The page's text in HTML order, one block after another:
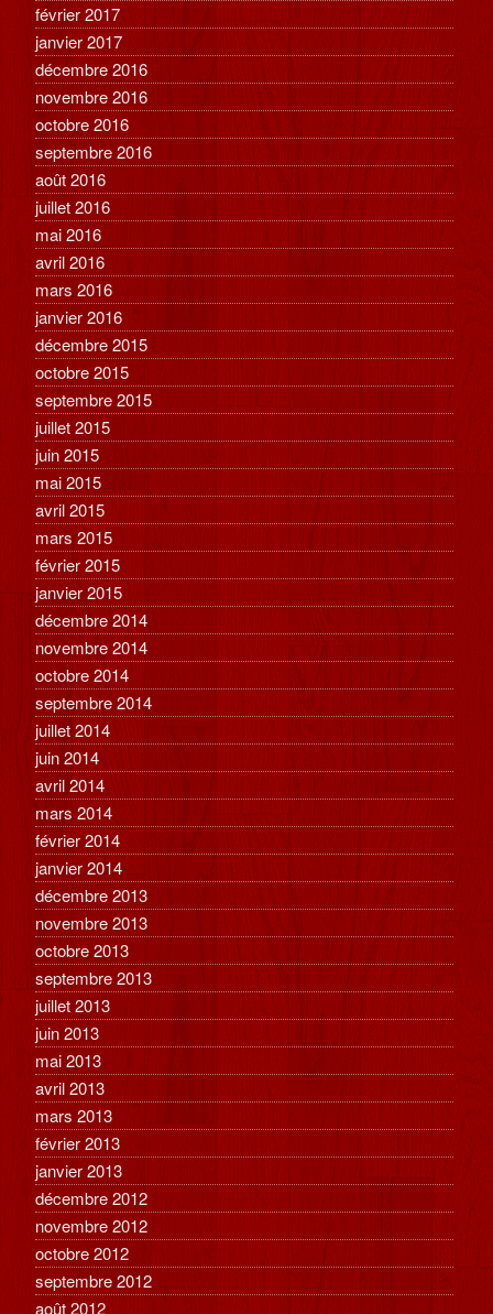
février 2017
janvier 2017
décembre 2016
novembre 2016
octobre 2016
septembre 2016
août 2016
juillet 2016
mai 2016
avril 2016
mars 2016
janvier 2016
décembre 2015
octobre 2015
septembre 2015
juillet 2015
juin 2015
mai 2015
avril 2015
mars 2015
février 2015
janvier 2015
décembre 2014
novembre 2014
octobre 2014
septembre 2014
juillet 2014
juin 2014
avril 2014
mars 2014
février 2014
janvier 2014
décembre 2013
novembre 2013
octobre 2013
septembre 2013
juillet 2013
juin 2013
mai 2013
avril 2013
mars 2013
février 2013
janvier 2013
décembre 2012
novembre 2012
octobre 2012
septembre 2012
août 2012